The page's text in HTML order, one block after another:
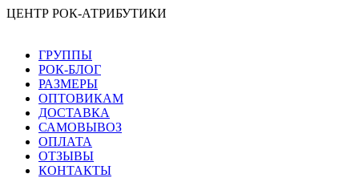
ЦЕНТР РОК-АТРИБУТИКИ
ГРУППЫ
РОК-БЛОГ
РАЗМЕРЫ
ОПТОВИКАМ
ДОСТАВКА
САМОВЫВОЗ
ОПЛАТА
ОТЗЫВЫ
КОНТАКТЫ